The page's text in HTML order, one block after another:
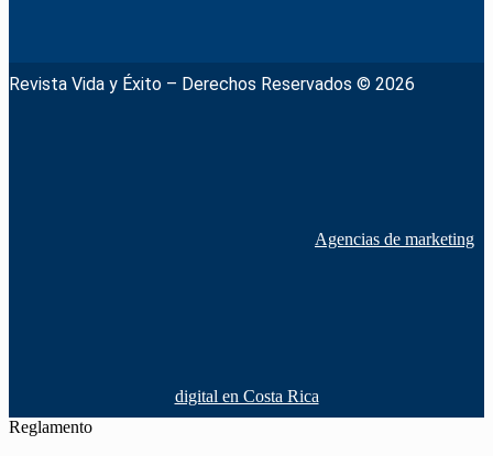
Revista Vida y Éxito – Derechos Reservados © 2026
Agencias de marketing
digital en Costa Rica
Reglamento